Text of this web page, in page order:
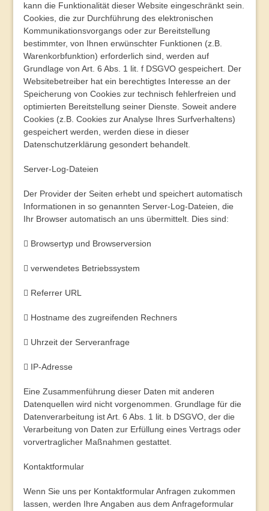
kann die Funktionalität dieser Website eingeschränkt sein.
Cookies, die zur Durchführung des elektronischen
Kommunikationsvorgangs oder zur Bereitstellung
bestimmter, von Ihnen erwünschter Funktionen (z.B.
Warenkorbfunktion) erforderlich sind, werden auf
Grundlage von Art. 6 Abs. 1 lit. f DSGVO gespeichert. Der
Websitebetreiber hat ein berechtigtes Interesse an der
Speicherung von Cookies zur technisch fehlerfreien und
optimierten Bereitstellung seiner Dienste. Soweit andere
Cookies (z.B. Cookies zur Analyse Ihres Surfverhaltens)
gespeichert werden, werden diese in dieser
Datenschutzerklärung gesondert behandelt.
Server-Log-Dateien
Der Provider der Seiten erhebt und speichert automatisch
Informationen in so genannten Server-Log-Dateien, die
Ihr Browser automatisch an uns übermittelt. Dies sind:
 Browsertyp und Browserversion
 verwendetes Betriebssystem
 Referrer URL
 Hostname des zugreifenden Rechners
 Uhrzeit der Serveranfrage
 IP-Adresse
Eine Zusammenführung dieser Daten mit anderen
Datenquellen wird nicht vorgenommen. Grundlage für die
Datenverarbeitung ist Art. 6 Abs. 1 lit. b DSGVO, der die
Verarbeitung von Daten zur Erfüllung eines Vertrags oder
vorvertraglicher Maßnahmen gestattet.
Kontaktformular
Wenn Sie uns per Kontaktformular Anfragen zukommen
lassen, werden Ihre Angaben aus dem Anfrageformular